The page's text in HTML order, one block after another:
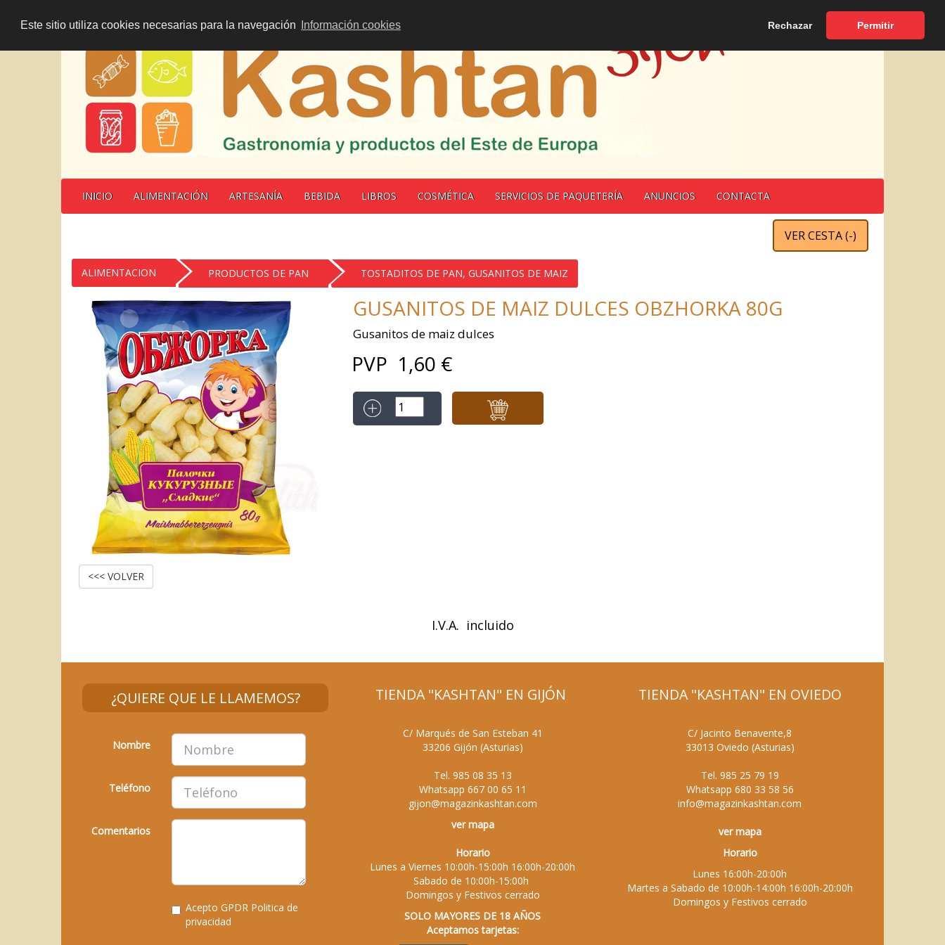
Este sitio utiliza cookies necesarias para la navegación Información cookies Rechazar Permitir
English
INICIO ALIMENTACIÓN ARTESANÍA BEBIDA LIBROS COSMÉTICA SERVICIOS DE PAQUETERÍA ANUNCIOS CONTACTA
VER CESTA (-)
ALIMENTACION PRODUCTOS DE PAN TOSTADITOS DE PAN, GUSANITOS DE MAIZ
GUSANITOS DE MAIZ DULCES OBZHORKA 80G
Gusanitos de maiz dulces
PVP 1,60 €
<<< VOLVER
I.V.A. incluido
¿QUIERE QUE LE LLAMEMOS?
Nombre
Teléfono
Comentarios
Acepto GPDR Politica de
privacidad
TIENDA "KASHTAN" EN GIJÓN
C/ Marqués de San Esteban 41
33206 Gijón (Asturias)
Tel. 985 08 35 13
Whatsapp 667 00 65 11
gijon@magazinkashtan.com
ver mapa
Horario
Lunes a Viernes 10:00h-15:00h 16:00h-20:00h
Sabado de 10:00h-15:00h
Domingos y Festivos cerrado
SOLO MAYORES DE 18 AÑOS
Aceptamos tarjetas:
TIENDA "KASHTAN" EN OVIEDO
C/ Jacinto Benavente,8
33013 Oviedo (Asturias)
Tel. 985 25 79 19
Whatsapp 680 33 58 56
info@magazinkashtan.com
ver mapa
Horario
Lunes 16:00h-20:00h
Martes a Sabado de 10:00h-14:00h 16:00h-20:00h
Domingos y Festivos cerrado